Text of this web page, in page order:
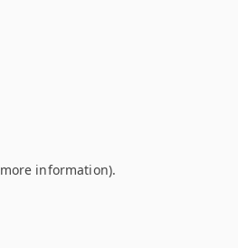
information).